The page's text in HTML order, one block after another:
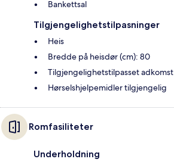
Bankettsal
Tilgjengelighetstilpasninger
Heis
Bredde på heisdør (cm): 80
Tilgjengelighetstilpasset adkomst
Hørselshjelpemidler tilgjengelig
Romfasiliteter
Underholdning